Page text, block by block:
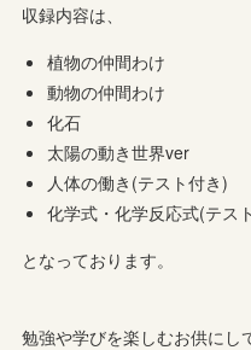
収録内容は、
植物の仲間わけ
動物の仲間わけ
化石
太陽の動き世界ver
人体の働き(テスト付き)
化学式・化学反応式(テス
となっております。
勉強や学びを楽しむお供にし